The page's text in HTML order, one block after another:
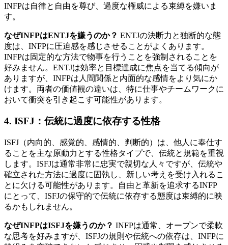
INFPは自律と自由を尊び、過度な権威による束縛を嫌いま
す。
なぜINFPはENTJを嫌うのか？ ENTJの決断力と独断的な態
度は、INFPに圧迫感を感じさせることがよくあります。
INFPは固定的な方法で物事を行うことを強制されることを
好みません。ENTJは効率と目標達成に焦点を当てる傾向が
ありますが、INFPは人間関係と内面的な感情をより気にか
けます。両者の価値観の違いは、特に仕事やチームワークに
おいて衝突を引き起こす可能性があります。
4. ISFJ：伝統に過度に依存する性格
ISFJ（内向的、感覚的、感情的、判断的）は、他人に奉仕す
ることを主な原動力とする性格タイプで、伝統と規範を重視
します。ISFJは通常非常に忠実で親切な人々ですが、伝統や
確立された方法に過度に固執し、新しい考えを受け入れるこ
とに欠ける可能性があります。自由と革新を追求するINFP
にとって、ISFJの保守的で伝統に依存する態度は束縛的に映
るかもしれません。
なぜINFPはISFJを嫌うのか？ INFPは通常、オープンで柔軟
な思考を好みますが、ISFJの規則や伝統への依存は、INFPに